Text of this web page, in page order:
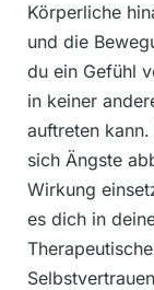
Körperliche
und die
du ein Gefühl
in keiner
auftreten
sich Ängste
Wirkung
es dich in